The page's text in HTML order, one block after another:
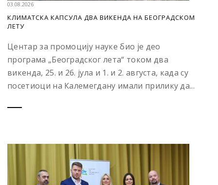
03.08.2026
КЛИМАТСКА КАПСУЛА ДВА ВИКЕНДА НА БЕОГРАДСКОМ
ЛЕТУ
Центар за промоцију науке био је део
програма „Београдског лета“ током два
викенда, 25. и 26. јула и 1. и 2. августа, када су
посетиоци на Калемегдану имали прилику да...